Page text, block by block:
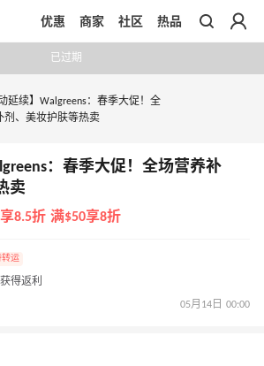
优惠 商家 社区 热品
已过期
：春季大促！全场营养补
卖
8.5折 满$50享8折
转运
得返利
05月14日 00:00